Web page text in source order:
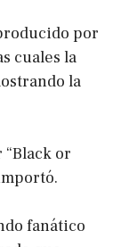
por
cuales la
la
“Black or
fanático